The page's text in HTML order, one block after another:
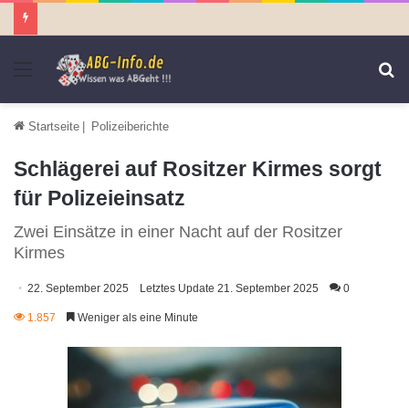
Menü
Startseite | Polizeiberichte
Schlägerei auf Rositzer Kirmes sorgt
für Polizeieinsatz
Zwei Einsätze in einer Nacht auf der Rositzer
Kirmes
22. September 2025 Letztes Update 21. September 2025 0
1.857 Weniger als eine Minute